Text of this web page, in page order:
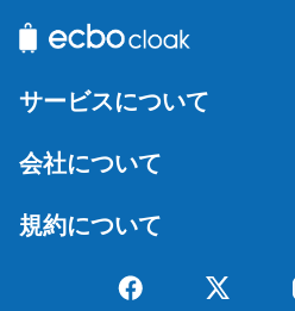
サービスについて
会社について
規約について